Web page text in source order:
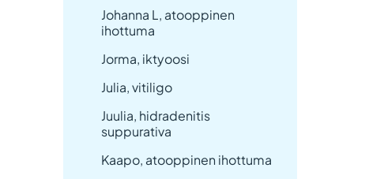
Johanna L, atooppinen
ihottuma
Jorma, iktyoosi
Julia, vitiligo
Juulia, hidradenitis
suppurativa
Kaapo, atooppinen ihottuma